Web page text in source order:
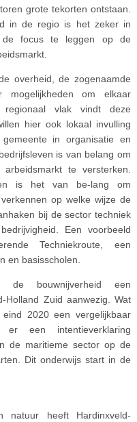
grote tekorten ontstaan.
in de regio is het zeker in
de focus te leggen op de
overheid, de zogenaamde
om elkaar
vlak vindt deze
hier ook lokaal invulling
in organisatie en
is van belang om
te versterken.
is het van be-lang om
op welke wijze de
bij de sector techniek
Een voorbeeld
Techniekroute, een
en basisscholen.
bouwnijverheid een
Holland Zuid aanwezig. Wat
2020 een vergelijkbaar
een intentieverklaring
de maritieme sector op de
Dit onderwijs start in de
heeft Hardinxveld-